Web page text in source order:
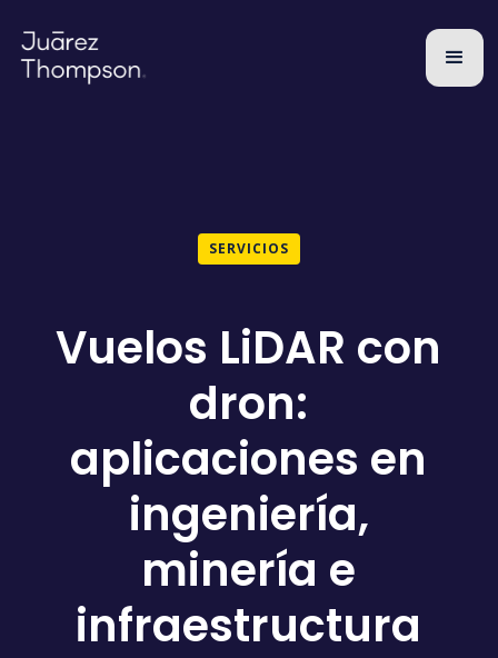
SERVICIOS
Vuelos LiDAR con
dron:
aplicaciones en
ingeniería,
minería e
infraestructura